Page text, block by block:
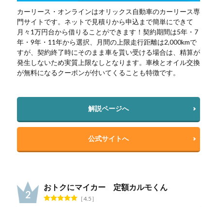
カーリース・オンラインはオリックス自動車のカーリース専
門サイトです。ネットで見積りから申込まで簡単にできて
月々1万円台から借りることができます！契約期間は5年・7
年・9年・11年から選択、月間の上限走行距離は2,000kmで
すが、契約終了時にそのまま車を貰い受ける場合は、精算が
発生しないため実質上限なしとなります。車検とオイル交換
が無料になるクーポンが付いてくることも特徴です。
解説ページへ
公式サイトへ
おトクにマイカー 定額カルモくん
4.5